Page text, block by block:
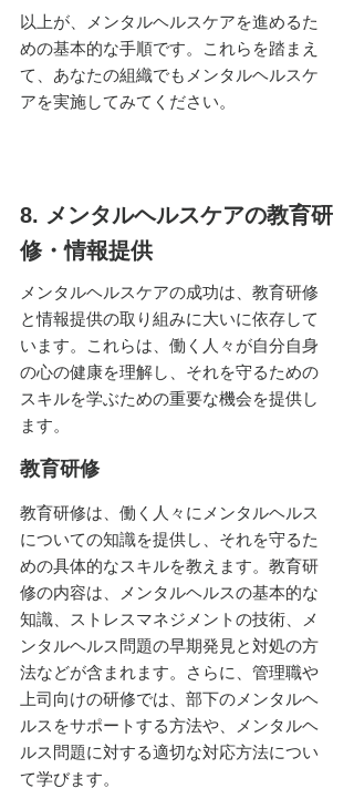
以上が、メンタルヘルスケアを進めるた
めの基本的な手順です。これらを踏まえ
て、あなたの組織でもメンタルヘルスケ
アを実施してみてください。
8. メンタルヘルスケアの教育研
修・情報提供
メンタルヘルスケアの成功は、教育研修
と情報提供の取り組みに大いに依存して
います。これらは、働く人々が自分自身
の心の健康を理解し、それを守るための
スキルを学ぶための重要な機会を提供し
ます。
教育研修
教育研修は、働く人々にメンタルヘルス
についての知識を提供し、それを守るた
めの具体的なスキルを教えます。教育研
修の内容は、メンタルヘルスの基本的な
知識、ストレスマネジメントの技術、メ
ンタルヘルス問題の早期発見と対処の方
法などが含まれます。さらに、管理職や
上司向けの研修では、部下のメンタルヘ
ルスをサポートする方法や、メンタルヘ
ルス問題に対する適切な対応方法につい
て学びます。